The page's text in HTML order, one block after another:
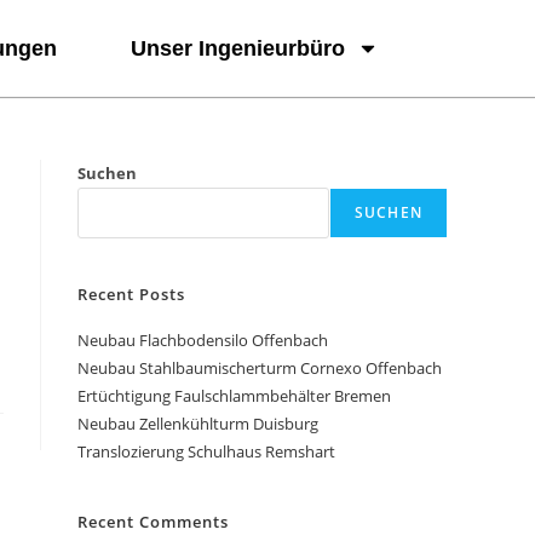
Unser Ingenieurbüro
Suchen
SUCHEN
Recent Posts
Neubau Flachbodensilo Offenbach
Neubau Stahlbaumischerturm Cornexo Offenbach
Ertüchtigung Faulschlammbehälter Bremen
Neubau Zellenkühlturm Duisburg
Translozierung Schulhaus Remshart
Recent Comments